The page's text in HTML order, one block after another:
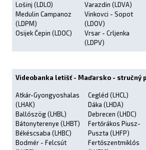
Lošinj (LDLO)
Medulin Campanoz
(LDPM)
Osijek Čepin (LDOC)
Varazdin (LDVA)
Vinkovci - Sopot
(LDOV)
Vrsar - Crljenka
(LDPV)
Videobanka letišť - Maďarsko - stručný
Atkár-Gyongyoshalas
(LHAK)
Ballószög (LHBL)
Bátonyterenye (LHBT)
Békéscsaba (LHBC)
Bodmér - Felcsút
Cegléd (LHCL)
Dáka (LHDA)
Debrecen (LHDC)
Fertőrákos Piusz-
Puszta (LHFP)
Fertőszentmiklós